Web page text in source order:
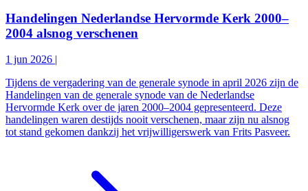
Handelingen Nederlandse Hervormde Kerk 2000–
2004 alsnog verschenen
1 jun 2026 |
Tijdens de vergadering van de generale synode in april 2026 zijn de
Handelingen van de generale synode van de Nederlandse
Hervormde Kerk over de jaren 2000–2004 gepresenteerd. Deze
handelingen waren destijds nooit verschenen, maar zijn nu alsnog
tot stand gekomen dankzij het vrijwilligerswerk van Frits Pasveer.